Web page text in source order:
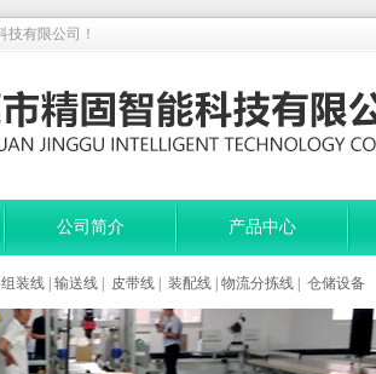
技有限公司！
公司简介 产品中心
组装线 输送线 皮带线 装配线 物流分拣线 仓储设备